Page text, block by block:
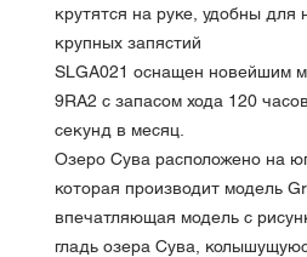
крутятся на руке, удобны
крупных запястий
SLGA021 оснащен новейшим
9RA2 с запасом хода 120
секунд в месяц.
Озеро Сува расположено на
которая производит модель
впечатляющая модель с
гладь озера Сува,